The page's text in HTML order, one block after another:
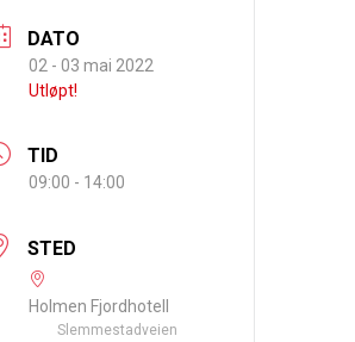
DATO
02 - 03 mai 2022
Utløpt!
TID
09:00 - 14:00
STED
Holmen Fjordhotell
Slemmestadveien